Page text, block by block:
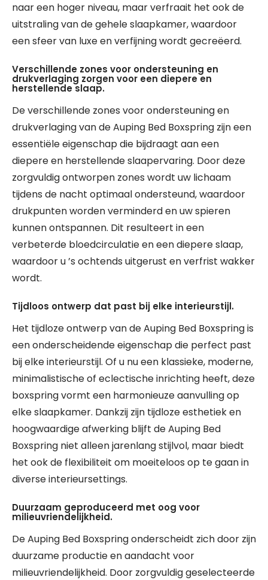
naar een hoger niveau, maar verfraait het ook de
uitstraling van de gehele slaapkamer, waardoor
een sfeer van luxe en verfijning wordt gecreëerd.
Verschillende zones voor ondersteuning en
drukverlaging zorgen voor een diepere en
herstellende slaap.
De verschillende zones voor ondersteuning en
drukverlaging van de Auping Bed Boxspring zijn een
essentiële eigenschap die bijdraagt aan een
diepere en herstellende slaapervaring. Door deze
zorgvuldig ontworpen zones wordt uw lichaam
tijdens de nacht optimaal ondersteund, waardoor
drukpunten worden verminderd en uw spieren
kunnen ontspannen. Dit resulteert in een
verbeterde bloedcirculatie en een diepere slaap,
waardoor u ’s ochtends uitgerust en verfrist wakker
wordt.
Tijdloos ontwerp dat past bij elke interieurstijl.
Het tijdloze ontwerp van de Auping Bed Boxspring is
een onderscheidende eigenschap die perfect past
bij elke interieurstijl. Of u nu een klassieke, moderne,
minimalistische of eclectische inrichting heeft, deze
boxspring vormt een harmonieuze aanvulling op
elke slaapkamer. Dankzij zijn tijdloze esthetiek en
hoogwaardige afwerking blijft de Auping Bed
Boxspring niet alleen jarenlang stijlvol, maar biedt
het ook de flexibiliteit om moeiteloos op te gaan in
diverse interieursettings.
Duurzaam geproduceerd met oog voor
milieuvriendelijkheid.
De Auping Bed Boxspring onderscheidt zich door zijn
duurzame productie en aandacht voor
milieuvriendelijkheid. Door zorgvuldig geselecteerde